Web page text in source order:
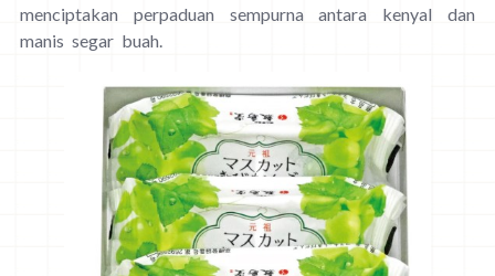
menciptakan perpaduan sempurna antara kenyal dan
manis segar buah.